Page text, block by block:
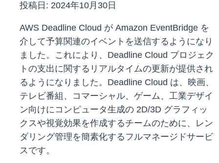
投稿日: 2024年10月30日
AWS Deadline Cloud が Amazon EventBridge を
介して予算関連のイベントを送信するようになり
ました。これにより、Deadline Cloud プロジェク
トの支出に関するリアルタイムの更新が提供され
るようになりました。Deadline Cloud は、映画、
テレビ番組、コマーシャル、ゲーム、工業デザイ
ン向けにコンピュータ生成の 2D/3D グラフィッ
クスや視覚効果を作成するチームのために、レン
ダリング管理を簡素化するフルマネージドサービ
スです。